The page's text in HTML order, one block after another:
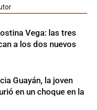
Vega: las tres
a los dos nuevos
Guayán, la joven
en un choque en la